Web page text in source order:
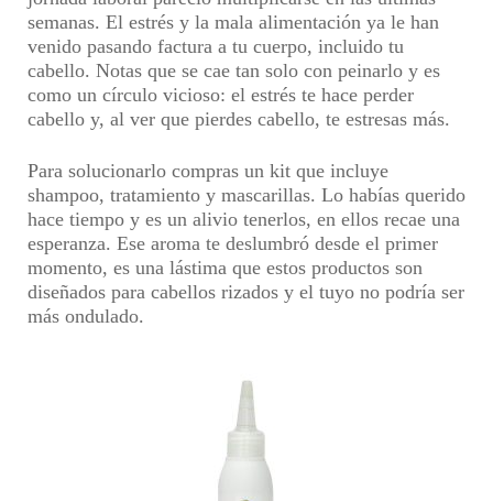
semanas. El estrés y la mala alimentación ya le han
venido pasando factura a tu cuerpo, incluido tu
cabello. Notas que se cae tan solo con peinarlo y es
como un círculo vicioso: el estrés te hace perder
cabello y, al ver que pierdes cabello, te estresas más.
Para solucionarlo compras un kit que incluye
shampoo, tratamiento y mascarillas. Lo habías querido
hace tiempo y es un alivio tenerlos, en ellos recae una
esperanza. Ese aroma te deslumbró desde el primer
momento, es una lástima que estos productos son
diseñados para cabellos rizados y el tuyo no podría ser
más ondulado.